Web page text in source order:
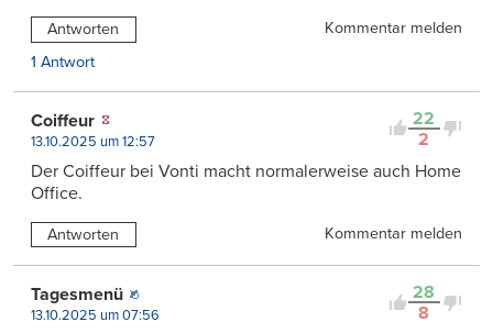
Antworten
Kommentar melden
1 Antwort
22
2
Coiffeur
13.10.2025 um 12:57
Der Coiffeur bei Vonti macht normalerweise auch Home
Office.
Antworten Kommentar melden
28
8
Tagesmenü
13.10.2025 um 07:56